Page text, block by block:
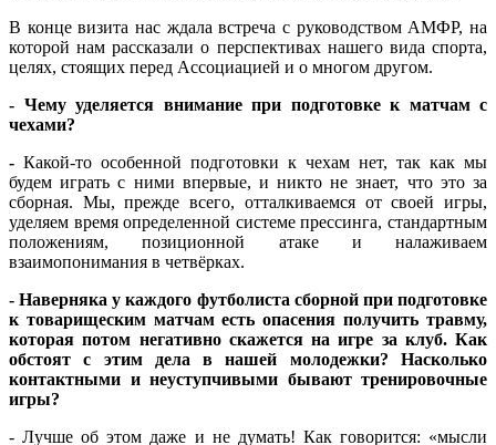
В конце визита нас ждала встреча с руководством АМФР, на
которой нам рассказали о перспективах нашего вида спорта,
целях, стоящих перед Ассоциацией и о многом другом.
- Чему уделяется внимание при подготовке к матчам с
чехами?
- Какой-то особенной подготовки к чехам нет, так как мы
будем играть с ними впервые, и никто не знает, что это за
сборная. Мы, прежде всего, отталкиваемся от своей игры,
уделяем время определенной системе прессинга, стандартным
положениям, позиционной атаке и налаживаем
взаимопонимания в четвёрках.
- Наверняка у каждого футболиста сборной при подготовке
к товарищеским матчам есть опасения получить травму,
которая потом негативно скажется на игре за клуб. Как
обстоят с этим дела в нашей молодежки? Насколько
контактными и неуступчивыми бывают тренировочные
игры?
- Лучше об этом даже и не думать! Как говорится: «мысли